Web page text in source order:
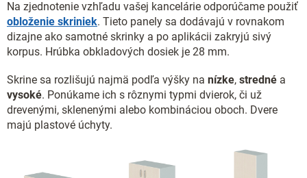
Na zjednotenie vzhľadu vašej kancelárie odporúčame použiť
obloženie skriniek. Tieto panely sa dodávajú v rovnakom
dizajne ako samotné skrinky a po aplikácii zakryjú sivý
korpus. Hrúbka obkladových dosiek je 28 mm.
Skrine sa rozlišujú najmä podľa výšky na nízke, stredné a
vysoké. Ponúkame ich s rôznymi typmi dvierok, či už
drevenými, sklenenými alebo kombináciou oboch. Dvere
majú plastové úchyty.